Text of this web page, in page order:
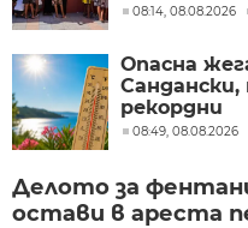
08:14, 08.08.2026
Опасна
рекордни
08:49, 08.08.2026
Делото за
остави в ареста